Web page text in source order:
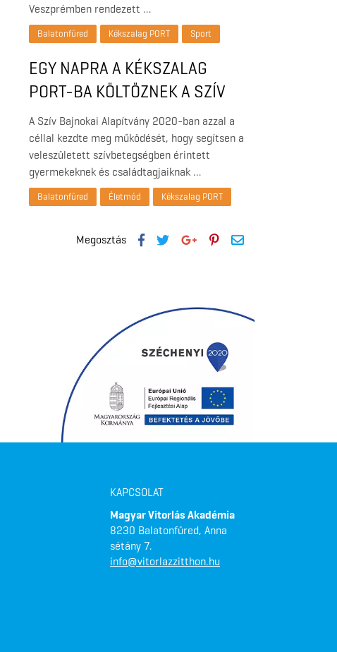
Veszprémben rendezett …
Balatonfüred Kékszalag PORT Sport
EGY NAPRA A KÉKSZALAG
PORT-BA KÖLTÖZNEK A SZÍV
BAJNOKAI
A Szív Bajnokai Alapítvány 2020-ban azzal a
céllal kezdte meg működését, hogy segítsen a
veleszületett szívbetegségben érintett
gyermekeknek és családtagjaiknak …
Balatonfüred Életmód Kékszalag PORT
Megosztás
KAPCSOLAT
Magyar Vitorlás Akadémia
8230 Balatonfüred, Anna
sétány 7.
info@vitorlazzitthon.hu